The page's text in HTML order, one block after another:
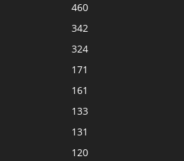
460
342
324
171
161
133
131
120